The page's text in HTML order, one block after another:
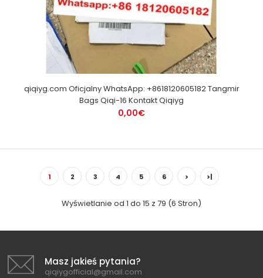
qiqiyg.com Oficjalny WhatsApp: +8618120605182 Tangmir
Bags Qiqi-16 Kontakt Qiqiyg
0,00€
1 2 3 4 5 6 > >|
Wyświetlanie od 1 do 15 z 79 (6 Stron)
Masz jakieś pytania?
qiqiygofficial@gmail.com